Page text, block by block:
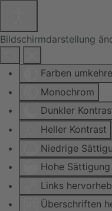
Bildschirmdarstellung
Farben
Monochrom
Dunkler
Heller Kontrast
Niedrige
Hohe Sättigung
Links
Überschriften